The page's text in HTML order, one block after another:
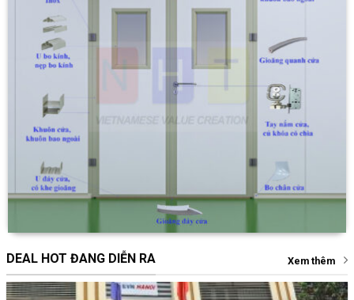
DEAL HOT ĐANG DIỄN RA Xem thêm